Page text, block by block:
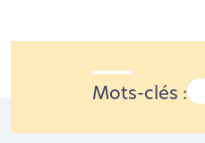
Mots-clés :